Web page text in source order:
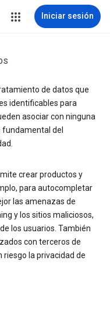
Iniciar sesión
de datos que
identificables para
asociar con ninguna
del
crear productos y
para autocompletar
las amenazas de
y los sitios maliciosos,
los usuarios. También
con terceros de
la privacidad de